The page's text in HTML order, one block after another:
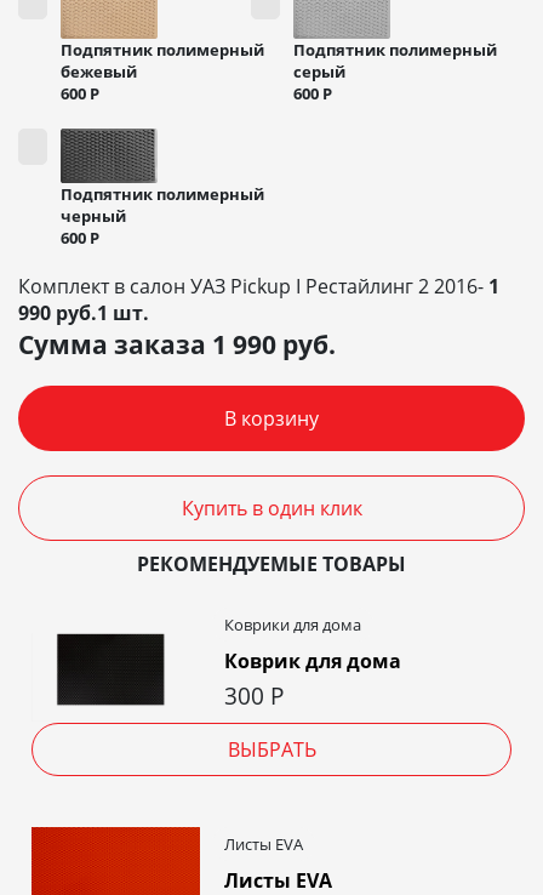
Подпятник полимерный
бежевый
600 Р
Подпятник полимерный
серый
600 Р
Подпятник полимерный
черный
600 Р
Комплект в салон УАЗ Pickup I Рестайлинг 2 2016- 1
990 руб.1 шт.
Сумма заказа 1 990 руб.
В корзину
Купить в один клик
РЕКОМЕНДУЕМЫЕ ТОВАРЫ
Коврики для дома
Коврик для дома
300 Р
ВЫБРАТЬ
Листы EVA
Листы EVA